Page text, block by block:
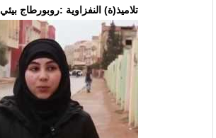
تلاميذ(ة) النفزاوية :روبورطاج بيئي